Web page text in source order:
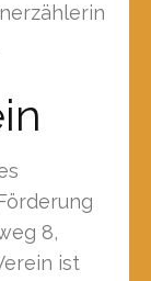
8,
ist